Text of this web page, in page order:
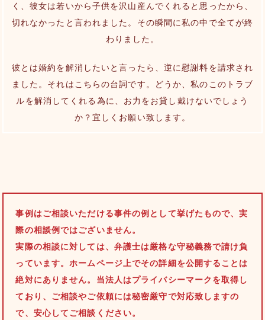
く、彼女は若いから子供を沢山産んでくれると思ったから、
切れなかったと言われました。その瞬間に私の中で全てが終
わりました。
彼とは婚約を解消したいと言ったら、逆に慰謝料を請求され
ました。それはこちらの台詞です。どうか、私のこのトラブ
ルを解消してくれる為に、お力をお貸し戴けないでしょう
か？宜しくお願い致します。
事例はご相談いただける事件の例として挙げたもので、実
際の相談例ではございません。
実際の相談に対しては、弁護士は厳格な守秘義務で請け負
っています。ホームページ上でその詳細を公開することは
絶対にありません。当法人はプライバシーマークを取得し
ており、ご相談やご依頼には秘密厳守で対応致しますの
で、安心してご相談ください。